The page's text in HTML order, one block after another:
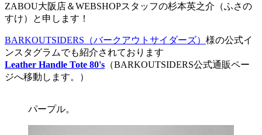
ZABOU大阪店＆WEBSHOPスタッフの杉本英之介（ふさの
すけ）と申します！
BARKOUTSIDERS（バークアウトサイダーズ） 様の公式イ
ンスタグラムでも紹介されております
Leather Handle Tote 80's （BARKOUTSIDERS公式通販ペー
ジへ移動します。）
パープル。